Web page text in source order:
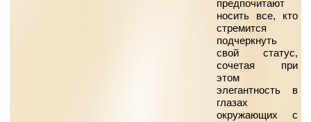
предпочитают
носить все, кто
стремится
подчеркнуть
свой статус,
сочетая при
этом
элегантность в
глазах
окружающих с